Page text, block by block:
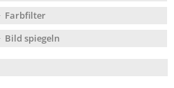
Farbfilter
Bild spiegeln